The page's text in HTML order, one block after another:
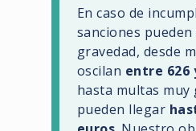
En caso de
sanciones
gravedad, desde
oscilan entre 626
hasta multas muy
pueden llegar